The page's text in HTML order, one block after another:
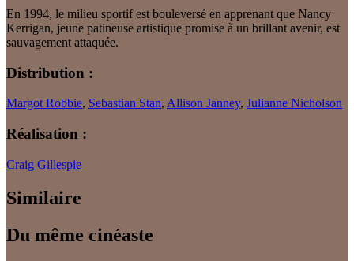
En 1994, le milieu sportif est bouleversé en apprenant que Nancy
Kerrigan, jeune patineuse artistique promise à un brillant avenir, est
sauvagement attaquée.
Distribution :
Margot Robbie, Sebastian Stan, Allison Janney, Julianne Nicholson
Réalisation :
Craig Gillespie
Similaire
Du même cinéaste